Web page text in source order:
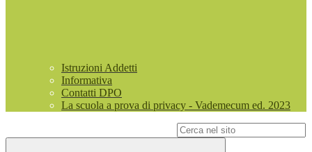
Istruzioni Addetti
Informativa
Contatti DPO
La scuola a prova di privacy - Vademecum ed. 2023